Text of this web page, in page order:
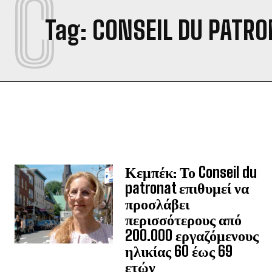
Tag: CONSEIL DU
C
Κεμπέκ: Το Conseil du
patronat επιθυμεί να
προσλάβει
περισσότερους από
200.000 εργαζόμενους
ηλικίας 60 έως 69
ετών